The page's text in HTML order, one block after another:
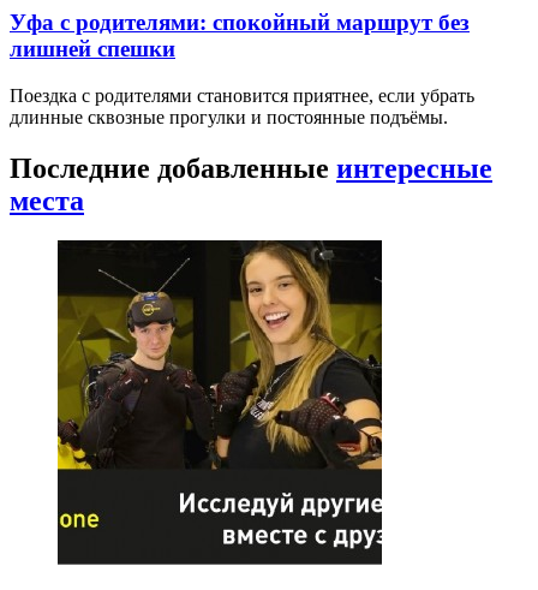
Уфа с родителями: спокойный маршрут без
лишней спешки
Поездка с родителями становится приятнее, если убрать
длинные сквозные прогулки и постоянные подъёмы.
Последние добавленные интересные
места